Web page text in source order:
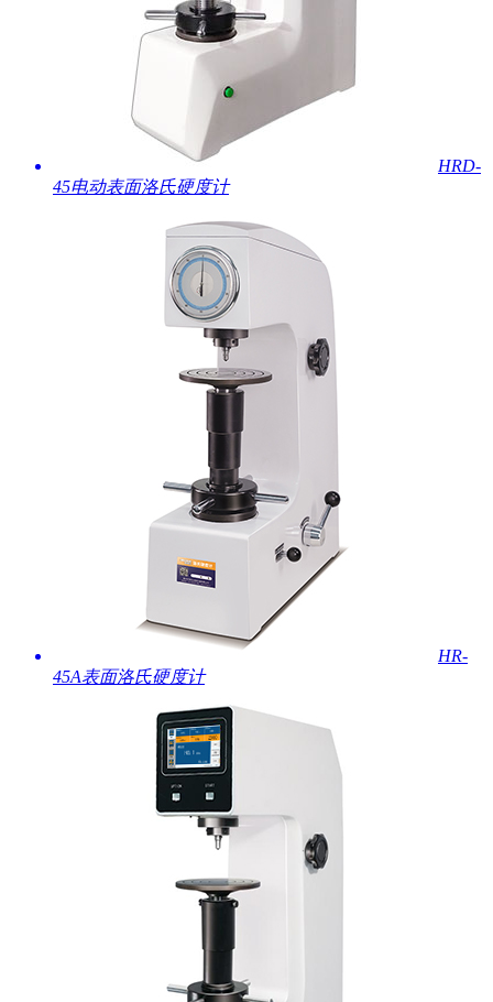
HRD-
45电动表面洛氏硬度计
HR-
45A表面洛氏硬度计